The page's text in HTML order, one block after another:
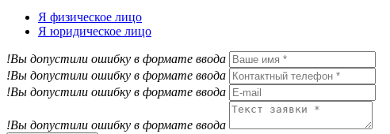
Я физическое лицо
Я юридическое лицо
!Вы допустили ошибку в формате ввода
!Вы допустили ошибку в формате ввода
!Вы допустили ошибку в формате ввода
!Вы допустили ошибку в формате ввода